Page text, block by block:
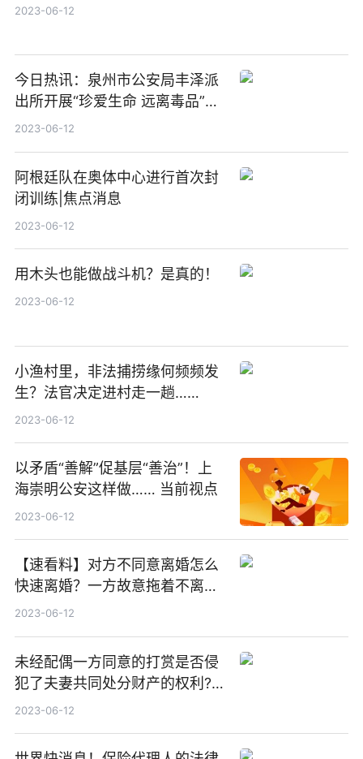
2023-06-12
今日热讯：泉州市公安局丰泽派
出所开展“珍爱生命 远离毒品”禁
毒宣传
2023-06-12
阿根廷队在奥体中心进行首次封
闭训练|焦点消息
2023-06-12
用木头也能做战斗机？是真的！
2023-06-12
小渔村里，非法捕捞缘何频频发
生？法官决定进村走一趟……
2023-06-12
以矛盾“善解”促基层“善治”！上
海崇明公安这样做…… 当前视点
2023-06-12
【速看料】对方不同意离婚怎么
快速离婚？一方故意拖着不离婚
怎么处理？
2023-06-12
未经配偶一方同意的打赏是否侵
犯了夫妻共同处分财产的权利?_
每日关注
2023-06-12